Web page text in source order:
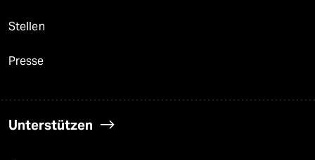
Stellen
Presse
Unterstützen